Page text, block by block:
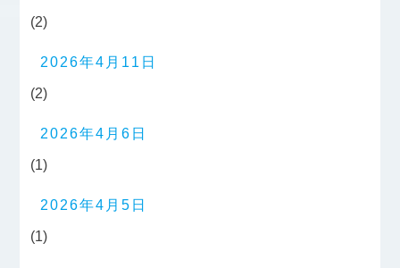
(2)
2026年4月11日
(2)
2026年4月6日
(1)
2026年4月5日
(1)